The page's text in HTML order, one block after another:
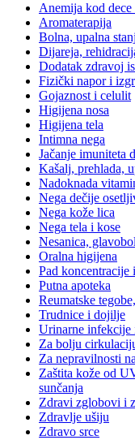
Anemija kod dece
Aromaterapija
Bolna, upalna
Dijareja,
Dodatak zdravoj
Fizički napor i
Gojaznost i celulit
Higijena nosa
Higijena tela
Intimna nega
Jačanje imuniteta
Kašalj, prehlada,
Nadoknada
Nega dečije
Nega kože lica
Nega tela i kose
Nesanica,
Oralna higijena
Pad koncentracije
Putna apoteka
Reumatske
Trudnice i dojilje
Urinarne infekcije
Za bolju
Za nepravilnosti
Zaštita kože od
sunčanja
Zdravi zglobovi i
Zdravlje ušiju
Zdravo srce